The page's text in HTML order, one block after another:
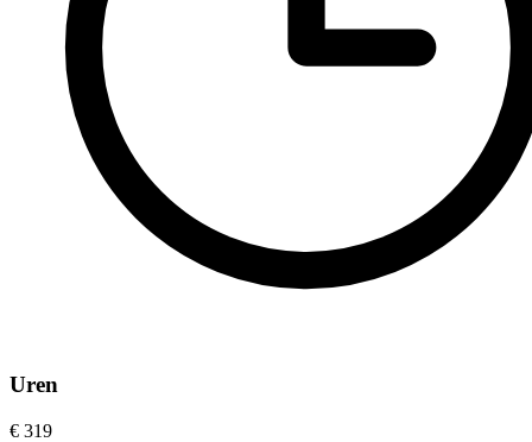
Uren
€ 319